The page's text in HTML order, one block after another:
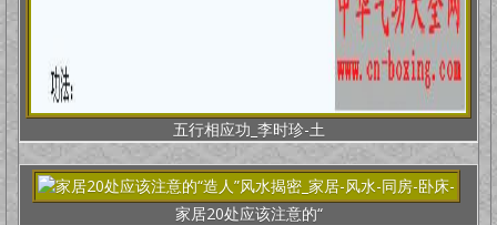
五行相应功_李时珍-土
家居20处应该注意的“